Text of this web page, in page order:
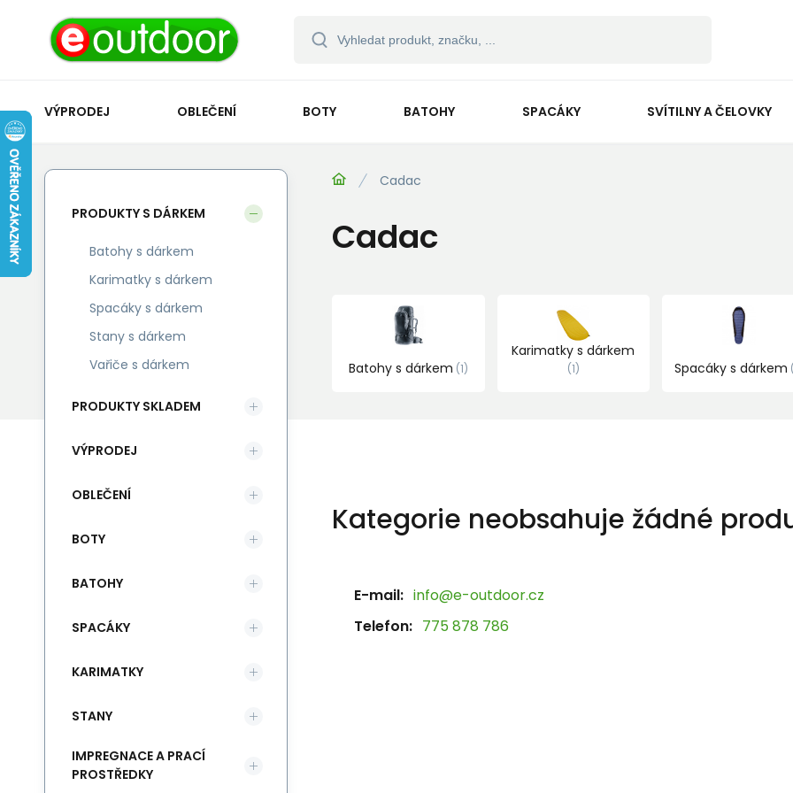
VÝPRODEJ OBLEČENÍ BOTY BATOHY SPACÁKY SVÍTILNY A ČELOVKY
Cadac
Cadac
Batohy s dárkem 1
Karimatky s dárkem
1 Spacáky s dárkem
Kategorie neobsahuje žádné
E-mail: info@e-outdoor.cz
Telefon: 775 878 786
PRODUKTY S DÁRKEM
Batohy s dárkem
Karimatky s dárkem
Spacáky s dárkem
Stany s dárkem
Vařiče s dárkem
PRODUKTY SKLADEM
VÝPRODEJ
OBLEČENÍ
BOTY
BATOHY
SPACÁKY
KARIMATKY
STANY
IMPREGNACE A PRACÍ
PROSTŘEDKY